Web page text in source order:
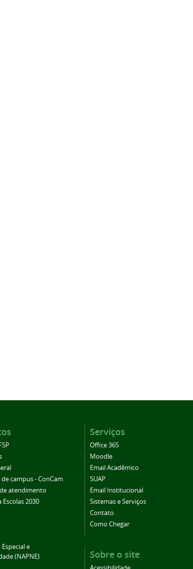
campus - ConCam
atendimento
Escolas 2030
e
(NAPNE)
Serviços
Office 365
Moodle
Email Acadêmico
SUAP
Email Institucional
Sistemas e Serviços
Contato
Como Chegar
Sobre o site